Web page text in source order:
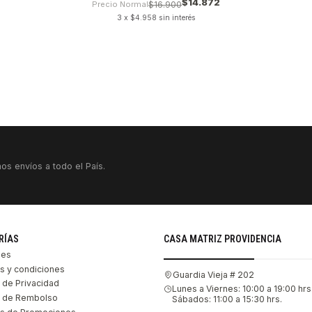
Precio Normal$16.900
3 x $4.958 sin interés
envíos a todo el País.
y condiciones
Privacidad
Rembolso
CASA MATRIZ PROVIDENCIA
Guardia Vieja # 202
Lunes a Viernes: 10:00 a 19:00
Sábados: 11:00 a 15:30 hrs.